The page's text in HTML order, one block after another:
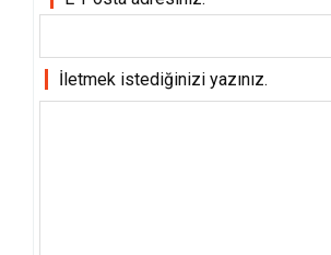
İletmek istediğinizi yazınız.